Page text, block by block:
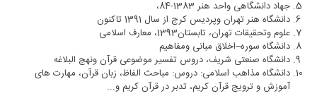
جهاد دانشگاهی واحد هنر 1383-84،
دانشگاه هنر تهران وپردیس کرج از سال 1391 تاکنون
علوم وتحقیقات تهران، تابستان1393، معارف اسلامی
دانشگاه سوره–اخلاق مبانی ومفاهیم
دانشگاه صنعتی شریف، دروس تفسیر موضوعی قرآن ونهج البلاغه
دانشگاه مذاهب اسلامی: دروس: مباحث الفاظ، زبان قرآن، مهارت های
آموزش و ترویج قرآن کریم، تدبر در قرآن کریم و...